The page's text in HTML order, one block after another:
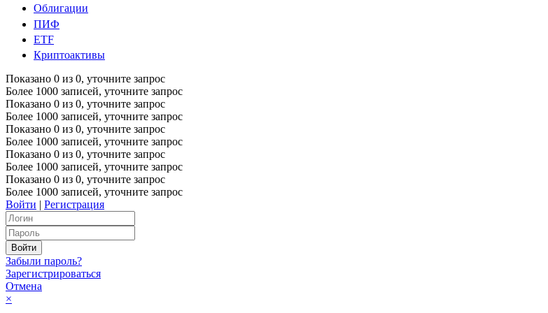
Облигации
ПИФ
ETF
Криптоактивы
Показано 0 из 0, уточните запрос
Более 1000 записей, уточните запрос
Показано 0 из 0, уточните запрос
Более 1000 записей, уточните запрос
Показано 0 из 0, уточните запрос
Более 1000 записей, уточните запрос
Показано 0 из 0, уточните запрос
Более 1000 записей, уточните запрос
Показано 0 из 0, уточните запрос
Более 1000 записей, уточните запрос
Войти | Регистрация
Забыли пароль?
Зарегистрироваться
Отмена
×